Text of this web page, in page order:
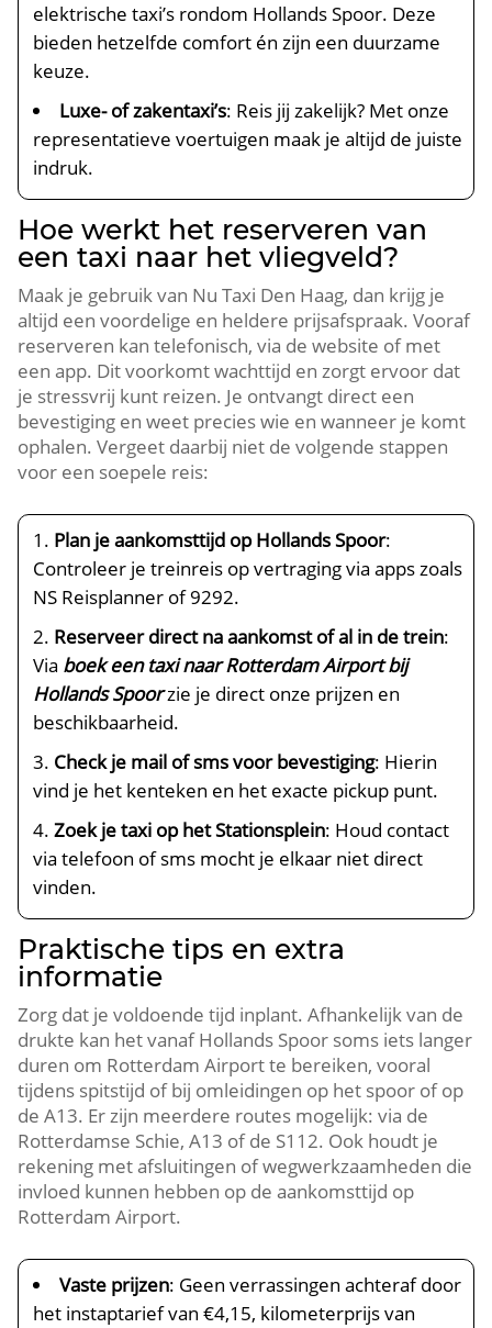
elektrische taxi’s rondom Hollands Spoor. Deze
bieden hetzelfde comfort én zijn een duurzame
keuze.
Luxe- of zakentaxi’s: Reis jij zakelijk? Met onze
representatieve voertuigen maak je altijd de juiste
indruk.
Hoe werkt het reserveren van
een taxi naar het vliegveld?
Maak je gebruik van Nu Taxi Den Haag, dan krijg je
altijd een voordelige en heldere prijsafspraak. Vooraf
reserveren kan telefonisch, via de website of met
een app. Dit voorkomt wachttijd en zorgt ervoor dat
je stressvrij kunt reizen. Je ontvangt direct een
bevestiging en weet precies wie en wanneer je komt
ophalen. Vergeet daarbij niet de volgende stappen
voor een soepele reis:
Plan je aankomsttijd op Hollands Spoor:
Controleer je treinreis op vertraging via apps zoals
NS Reisplanner of 9292.
Reserveer direct na aankomst of al in de trein:
Via boek een taxi naar Rotterdam Airport bij
Hollands Spoorzie je direct onze prijzen en
beschikbaarheid.
Check je mail of sms voor bevestiging: Hierin
vind je het kenteken en het exacte pickup punt.
Zoek je taxi op het Stationsplein: Houd contact
via telefoon of sms mocht je elkaar niet direct
vinden.
Praktische tips en extra
informatie
Zorg dat je voldoende tijd inplant. Afhankelijk van de
drukte kan het vanaf Hollands Spoor soms iets langer
duren om Rotterdam Airport te bereiken, vooral
tijdens spitstijd of bij omleidingen op het spoor of op
de A13. Er zijn meerdere routes mogelijk: via de
Rotterdamse Schie, A13 of de S112. Ook houdt je
rekening met afsluitingen of wegwerkzaamheden die
invloed kunnen hebben op de aankomsttijd op
Rotterdam Airport.
Vaste prijzen: Geen verrassingen achteraf door
het instaptarief van €4,15, kilometerprijs van